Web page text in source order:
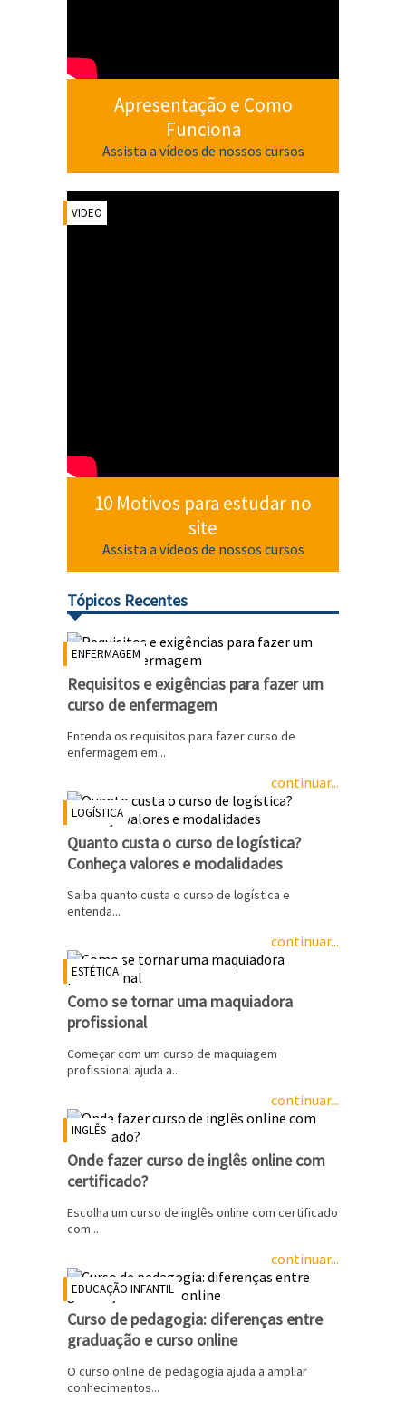
Apresentação e Como
Funciona
Assista a vídeos de nossos cursos
VIDEO
10 Motivos para estudar no
site
Assista a vídeos de nossos cursos
Tópicos Recentes
ENFERMAGEM
Requisitos e exigências para fazer um
curso de enfermagem
Entenda os requisitos para fazer curso de
enfermagem em...
continuar...
LOGÍSTICA
Quanto custa o curso de logística?
Conheça valores e modalidades
Saiba quanto custa o curso de logística e
entenda...
continuar...
ESTÉTICA
Como se tornar uma maquiadora
profissional
Começar com um curso de maquiagem
profissional ajuda a...
continuar...
INGLÊS
Onde fazer curso de inglês online com
certificado?
Escolha um curso de inglês online com certificado
com...
continuar...
EDUCAÇÃO INFANTIL
Curso de pedagogia: diferenças entre
graduação e curso online
O curso online de pedagogia ajuda a ampliar
conhecimentos...